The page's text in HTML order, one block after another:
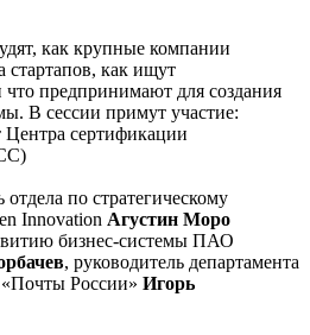
как крупные компании
стартапов, как ищут
предпринимают для создания
В сессии примут участие:
сертификации
отдела по стратегическому
Innovation Агустин Моро
бизнес-системы ПАО
, руководитель департамента
«Почты России» Игорь